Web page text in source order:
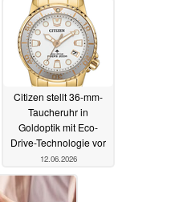
Citizen stellt 36-mm-
Taucheruhr in
Goldoptik mit Eco-
Drive-Technologie vor
12.06.2026